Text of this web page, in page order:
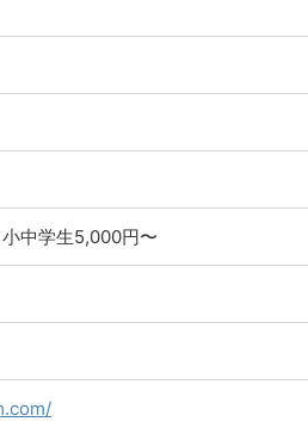
中学生5,000円〜